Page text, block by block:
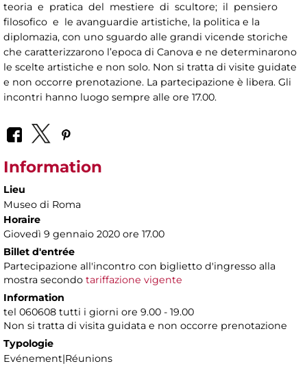
teoria e pratica del mestiere di scultore; il pensiero
filosofico e le avanguardie artistiche, la politica e la
diplomazia, con uno sguardo alle grandi vicende storiche
che caratterizzarono l’epoca di Canova e ne determinarono
le scelte artistiche e non solo. Non si tratta di visite guidate
e non occorre prenotazione. La partecipazione è libera. Gli
incontri hanno luogo sempre alle ore 17.00.
Information
Lieu
Museo di Roma
Horaire
Giovedì 9 gennaio 2020 ore 17.00
Billet d'entrée
Partecipazione all'incontro con biglietto d'ingresso alla
mostra secondo tariffazione vigente
Information
tel 060608 tutti i giorni ore 9.00 - 19.00
Non si tratta di visita guidata e non occorre prenotazione
Typologie
Evénement|Réunions